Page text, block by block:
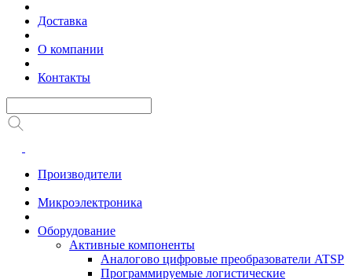
Доставка
О компании
Контакты
Производители
Микроэлектроника
Оборудование
Активные компоненты
Аналогово цифровые преобразователи ATSP
Программируемые логистические